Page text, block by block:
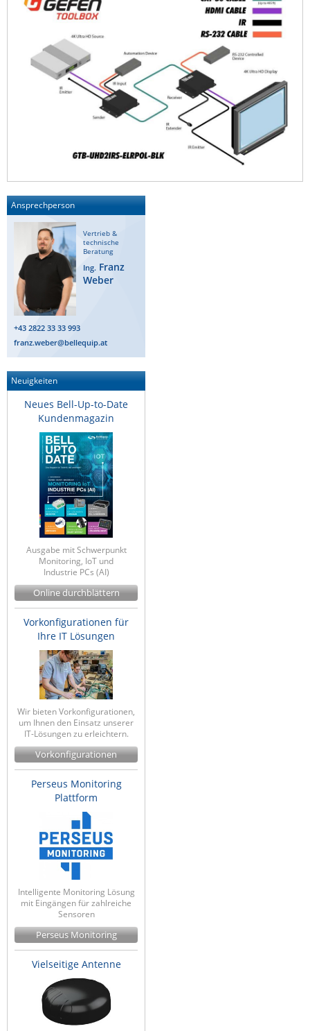
Ansprechperson
Vertrieb &
technische
Beratung
Ing. Franz
Weber
+43 2822 33 33 993
franz.weber@bellequip.at
Neuigkeiten
Neues Bell-Up-to-Date
Kundenmagazin
Ausgabe mit Schwerpunkt
Monitoring, IoT und
Industrie PCs (AI)
Online durchblättern
Vorkonfigurationen für
Ihre IT Lösungen
Wir bieten Vorkonfigurationen,
um Ihnen den Einsatz unserer
IT-Lösungen zu erleichtern.
Vorkonfigurationen
Perseus Monitoring
Plattform
Intelligente Monitoring Lösung
mit Eingängen für zahlreiche
Sensoren
Perseus Monitoring
Vielseitige Antenne